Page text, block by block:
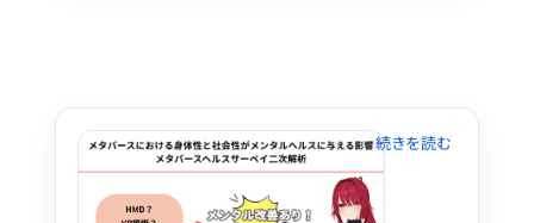
外出、メタバース開始後の運動不足・体
力低下が有意に少なかった。また、立位
でプレイしてるユーザーは81人
（19.4％）おり、立位プレイ群は、非立
位プレイ群に比べ、メタバース開始後の